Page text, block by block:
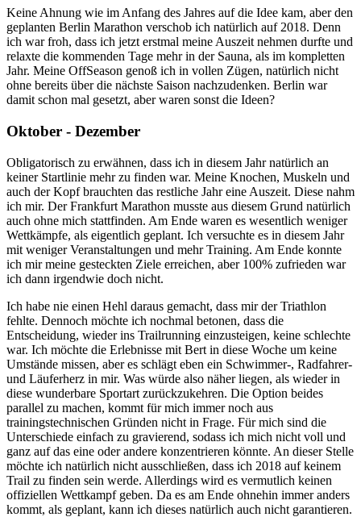
Keine Ahnung wie im Anfang des Jahres auf die Idee kam, aber den
geplanten Berlin Marathon verschob ich natürlich auf 2018. Denn
ich war froh, dass ich jetzt erstmal meine Auszeit nehmen durfte und
relaxte die kommenden Tage mehr in der Sauna, als im kompletten
Jahr. Meine OffSeason genoß ich in vollen Zügen, natürlich nicht
ohne bereits über die nächste Saison nachzudenken. Berlin war
damit schon mal gesetzt, aber waren sonst die Ideen?
Oktober - Dezember
Obligatorisch zu erwähnen, dass ich in diesem Jahr natürlich an
keiner Startlinie mehr zu finden war. Meine Knochen, Muskeln und
auch der Kopf brauchten das restliche Jahr eine Auszeit. Diese nahm
ich mir. Der Frankfurt Marathon musste aus diesem Grund natürlich
auch ohne mich stattfinden. Am Ende waren es wesentlich weniger
Wettkämpfe, als eigentlich geplant. Ich versuchte es in diesem Jahr
mit weniger Veranstaltungen und mehr Training. Am Ende konnte
ich mir meine gesteckten Ziele erreichen, aber 100% zufrieden war
ich dann irgendwie doch nicht.
Ich habe nie einen Hehl daraus gemacht, dass mir der Triathlon
fehlte. Dennoch möchte ich nochmal betonen, dass die
Entscheidung, wieder ins Trailrunning einzusteigen, keine schlechte
war. Ich möchte die Erlebnisse mit Bert in diese Woche um keine
Umstände missen, aber es schlägt eben ein Schwimmer-, Radfahrer-
und Läuferherz in mir. Was würde also näher liegen, als wieder in
diese wunderbare Sportart zurückzukehren. Die Option beides
parallel zu machen, kommt für mich immer noch aus
trainingstechnischen Gründen nicht in Frage. Für mich sind die
Unterschiede einfach zu gravierend, sodass ich mich nicht voll und
ganz auf das eine oder andere konzentrieren könnte. An dieser Stelle
möchte ich natürlich nicht ausschließen, dass ich 2018 auf keinem
Trail zu finden sein werde. Allerdings wird es vermutlich keinen
offiziellen Wettkampf geben. Da es am Ende ohnehin immer anders
kommt, als geplant, kann ich dieses natürlich auch nicht garantieren.